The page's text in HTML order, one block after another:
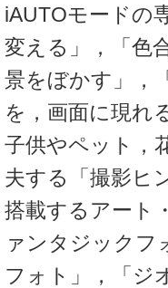
iAUTOモードの
変える」，「色
景をぼかす」，
を，画面に現れ
子供やペット，
夫する「撮影ヒ
搭載するアート
ァンタジックフ
フォト」，「ジ